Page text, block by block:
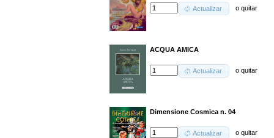
Actualizar oquitar
ACQUA AMICA
Actualizar oquitar
Dimensione Cosmica n. 04
Actualizar oquitar